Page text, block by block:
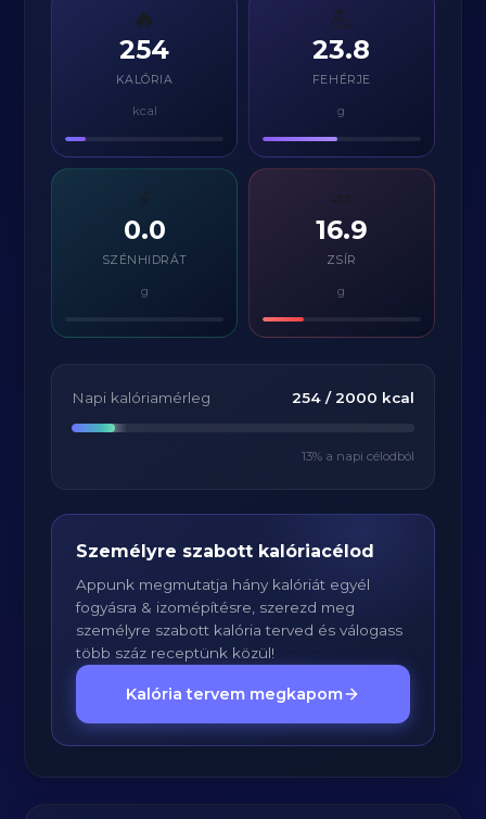
🔥
254
KALÓRIA
kcal
💪
23.8
FEHÉRJE
g
⚡
0.0
SZÉNHIDRÁT
g
16.9
ZSÍR
g
Napi kalóriamérleg 254/ 2000 kcal
13% a napi célodból
Személyre szabott kalóriacélod
Appunk megmutatja hány kalóriát egyél
fogyásra & izomépítésre, szerezd meg
személyre szabott kalória terved és válogass
több száz receptünk közül!
Kalória tervem megkapom